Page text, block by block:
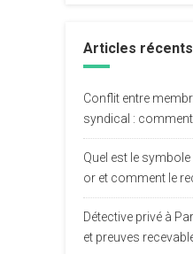
Articles récents
Conflit entre
syndical :
Quel est le
or et comment le
Détective privé à
et preuves